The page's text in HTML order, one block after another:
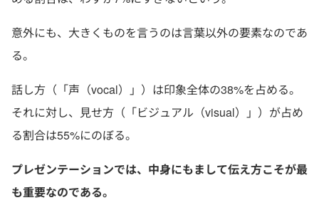
意外にも、大きくものを言うのは言葉以外の要素なのであ
る。
話し方（「声（vocal）」）は印象全体の38%を占める。
それに対し、見せ方（「ビジュアル（visual）」）が占め
る割合は55%にのぼる。
プレゼンテーションでは、中身にもまして伝え方こそが最
も重要なのである。